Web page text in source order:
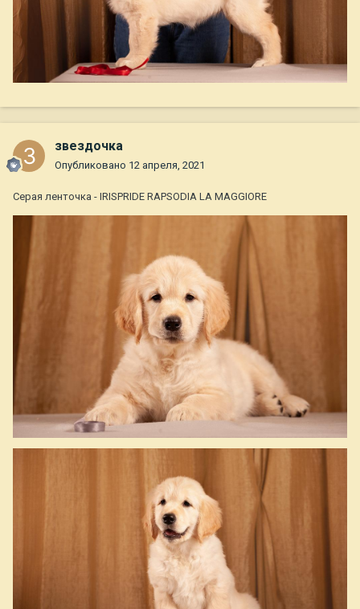
звездочка
Опубликовано 12 апреля, 2021
Серая ленточка - IRISPRIDE RAPSODIA LA MAGGIORE